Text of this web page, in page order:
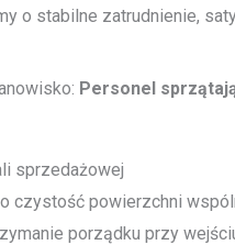
o stabilne zatrudnienie,
Personel
sprzedażowej
czystość powierzchni
porządku przy